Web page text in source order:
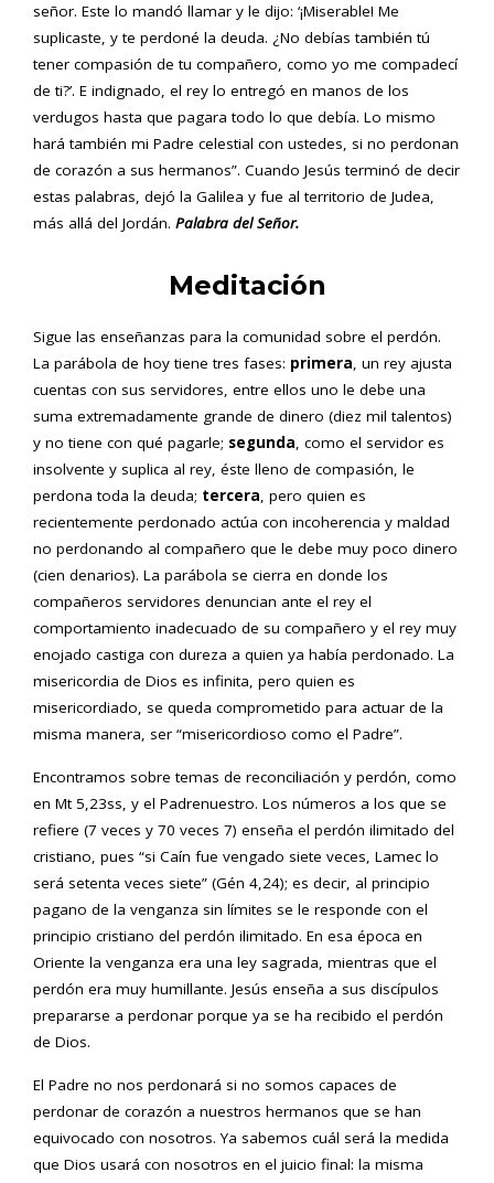
señor. Este lo mandó llamar y le dijo: ‘¡Miserable! Me
suplicaste, y te perdoné la deuda. ¿No debías también tú
tener compasión de tu compañero, como yo me compadecí
de ti?’. E indignado, el rey lo entregó en manos de los
verdugos hasta que pagara todo lo que debía. Lo mismo
hará también mi Padre celestial con ustedes, si no perdonan
de corazón a sus hermanos”. Cuando Jesús terminó de decir
estas palabras, dejó la Galilea y fue al territorio de Judea,
más allá del Jordán. Palabra del Señor.
Meditación
Sigue las enseñanzas para la comunidad sobre el perdón.
La parábola de hoy tiene tres fases: primera, un rey ajusta
cuentas con sus servidores, entre ellos uno le debe una
suma extremadamente grande de dinero (diez mil talentos)
y no tiene con qué pagarle; segunda, como el servidor es
insolvente y suplica al rey, éste lleno de compasión, le
perdona toda la deuda; tercera, pero quien es
recientemente perdonado actúa con incoherencia y maldad
no perdonando al compañero que le debe muy poco dinero
(cien denarios). La parábola se cierra en donde los
compañeros servidores denuncian ante el rey el
comportamiento inadecuado de su compañero y el rey muy
enojado castiga con dureza a quien ya había perdonado. La
misericordia de Dios es infinita, pero quien es
misericordiado, se queda comprometido para actuar de la
misma manera, ser “misericordioso como el Padre”.
Encontramos sobre temas de reconciliación y perdón, como
en Mt 5,23ss, y el Padrenuestro. Los números a los que se
refiere (7 veces y 70 veces 7) enseña el perdón ilimitado del
cristiano, pues “si Caín fue vengado siete veces, Lamec lo
será setenta veces siete” (Gén 4,24); es decir, al principio
pagano de la venganza sin límites se le responde con el
principio cristiano del perdón ilimitado. En esa época en
Oriente la venganza era una ley sagrada, mientras que el
perdón era muy humillante. Jesús enseña a sus discípulos
prepararse a perdonar porque ya se ha recibido el perdón
de Dios.
El Padre no nos perdonará si no somos capaces de
perdonar de corazón a nuestros hermanos que se han
equivocado con nosotros. Ya sabemos cuál será la medida
que Dios usará con nosotros en el juicio final: la misma